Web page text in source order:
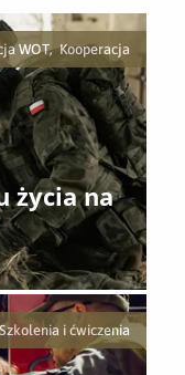
WOT, Kooperacja
życia na
i ćwiczenia